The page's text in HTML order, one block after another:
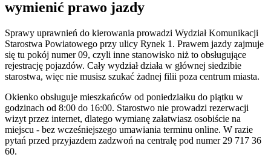
wymienić prawo jazdy
Sprawy uprawnień do kierowania prowadzi Wydział Komunikacji
Starostwa Powiatowego przy ulicy Rynek 1. Prawem jazdy zajmuje
się tu pokój numer 09, czyli inne stanowisko niż to obsługujące
rejestrację pojazdów. Cały wydział działa w głównej siedzibie
starostwa, więc nie musisz szukać żadnej filii poza centrum miasta.
Okienko obsługuje mieszkańców od poniedziałku do piątku w
godzinach od 8:00 do 16:00. Starostwo nie prowadzi rezerwacji
wizyt przez internet, dlatego wymianę załatwiasz osobiście na
miejscu - bez wcześniejszego umawiania terminu online. W razie
pytań przed przyjazdem zadzwoń na centralę pod numer 29 717 36
60.